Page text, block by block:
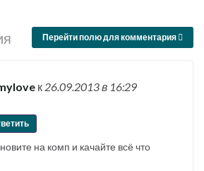
Перейти полю для комментария
к 26.09.2013в 16:29
на комп и качайте всё что